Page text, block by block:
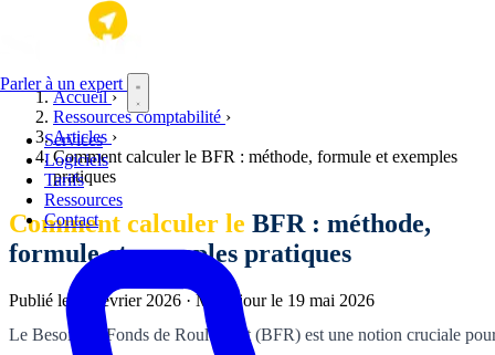
Aller au contenu principal
Parler à un expert
Services
Logiciels
Tarifs
Ressources
Contact
Accueil›
Ressources comptabilité ›
Articles ›
Comment calculer le BFR : méthode, formule et exemples
pratiques
Comment calculer le BFR : méthode,
formule et exemples pratiques
Publié le 23 février 2026 · Mis à jour le 19 mai 2026
Le Besoin en Fonds de Roulement (BFR) est une notion cruciale